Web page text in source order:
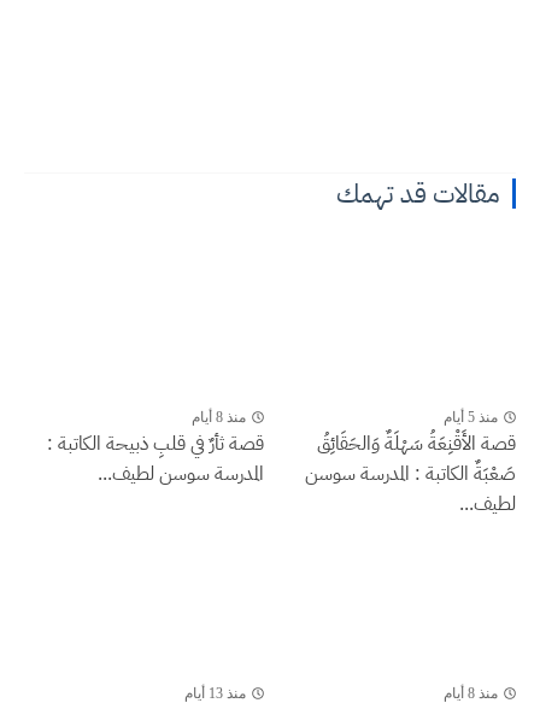
مقالات قد تهمك
منذ 5 أيام
قصة الأَقْنِعَةُ سَهْلَةٌ وَالحَقَائِقُ
صَعْبَةٌ الكاتبة : المدرسة سوسن
لطيف...
منذ 8 أيام
قصة ثأرٌ في قلبِ ذبيحة الكاتبة :
المدرسة سوسن لطيف...
منذ 8 أيام منذ 13 أيام